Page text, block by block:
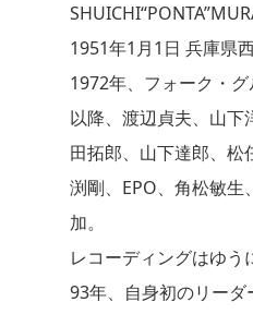
1951年1月1日 兵庫県
1972年、フォーク・グ
以降、渡辺貞夫、山
田拓郎、山下達郎、
渕剛、EPO、角松敏
加。
レコーディングはゆう
93年、自身初のリーダ